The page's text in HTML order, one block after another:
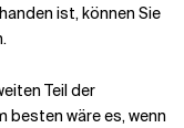
ist, können Sie
Teil der
besten wäre es, wenn